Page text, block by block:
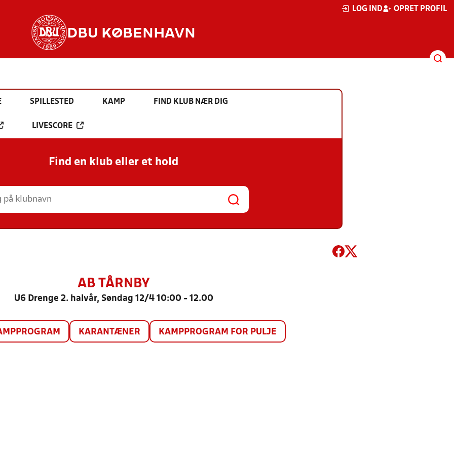
LOG IND OPRET PROFIL
DBU KØBENHAVN
SPILLESTED KAMP FIND KLUB NÆR DIG
LIVESCORE
Find en klub eller et hold
AB TÅRNBY
U6 Drenge 2. halvår, Søndag 12/4 10:00 - 12.00
KARANTÆNER KAMPPROGRAM FOR PULJE